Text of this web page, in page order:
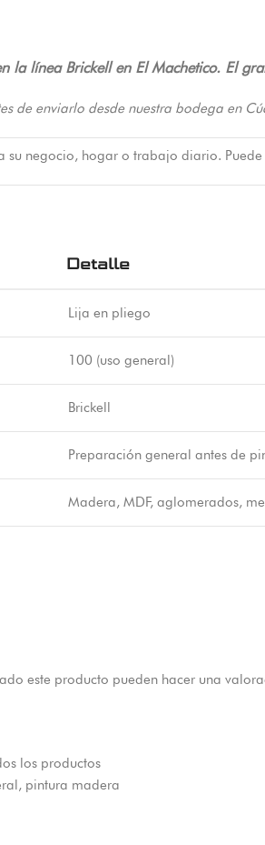
la línea Brickell en El Machetico. El
de enviarlo desde nuestra bodega en
su negocio, hogar o trabajo diario.
Detalle
Lija en pliego
100 (uso general)
Brickell
Preparación general antes de
Madera, MDF, aglomerados,
este producto pueden hacer una
los productos
, pintura madera